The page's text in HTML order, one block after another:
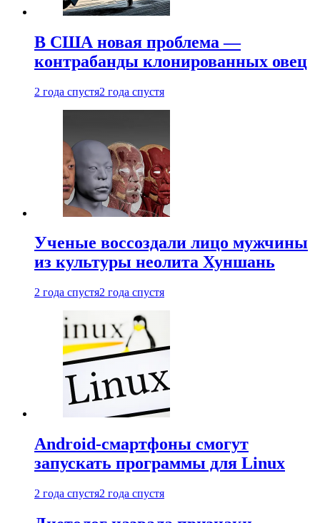
В США новая проблема —
контрабанды клонированных овец
2 года спустя2 года спустя
Ученые воссоздали лицо мужчины
из культуры неолита Хуншань
2 года спустя2 года спустя
Android-смартфоны смогут
запускать программы для Linux
2 года спустя2 года спустя